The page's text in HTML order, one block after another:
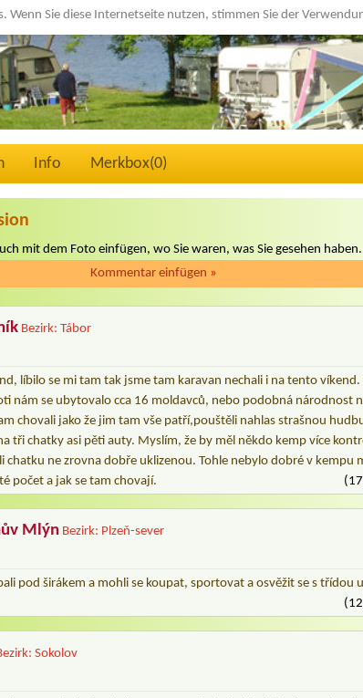
Wenn Sie diese Internetseite nutzen, stimmen Sie der
Info Merkbox(0)
mit dem Foto einfügen, wo Sie waren, was Sie gesehen
Kommentar einfügen »
Bezirk: Tábor
líbilo se mi tam tak jsme tam karavan nechali i na tento víkend.
nám se ubytovalo cca 16 moldavců, nebo podobná národnost
chovali jako že jim tam vše patří,pouštěli nahlas strašnou
tři chatky asi pěti auty. Myslím, že by měl někdo kemp více
chatku ne zrovna dobře uklizenou. Tohle nebylo dobré v kempu
počet a jak se tam chovají.
Mlýn Bezirk: Plzeň-sever
pod širákem a mohli se koupat, sportovat a osvěžit se s třídou
Sokolov